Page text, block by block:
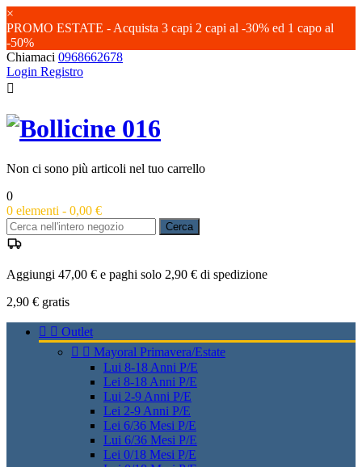
×
PROMO ESTATE - Acquista 3 capi 2 capi al -30% ed 1 capo al
-50%
Chiamaci 0968662678
Login Registro

Non ci sono più articoli nel tuo carrello
0
0 elementi - 0,00 €
Cerca
Aggiungi 47,00 € e paghi solo 2,90 € di spedizione
2,90 € gratis
  Outlet
  Mayoral Primavera/Estate
Lui 8-18 Anni P/E
Lei 8-18 Anni P/E
Lui 2-9 Anni P/E
Lei 2-9 Anni P/E
Lei 6/36 Mesi P/E
Lui 6/36 Mesi P/E
Lei 0/18 Mesi P/E